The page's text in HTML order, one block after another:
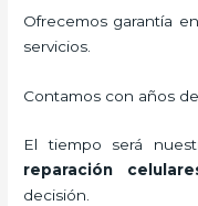
Ofrecemos garantía
servicios.
Contamos con años
El tiempo será
reparación
decisión.